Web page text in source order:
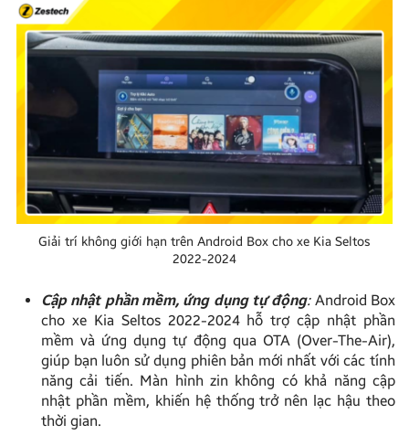
Giải trí không giới hạn trên Android Box cho xe Kia Seltos
2022-2024
Cập nhật phần mềm, ứng dụng tự động:Android Box
cho xe Kia Seltos 2022-2024 hỗ trợ cập nhật phần
mềm và ứng dụng tự động qua OTA (Over-The-Air),
giúp bạn luôn sử dụng phiên bản mới nhất với các tính
năng cải tiến. Màn hình zin không có khả năng cập
nhật phần mềm, khiến hệ thống trở nên lạc hậu theo
thời gian.